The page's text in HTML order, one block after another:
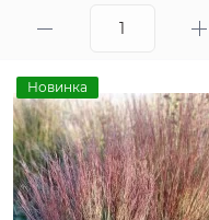
Новинка